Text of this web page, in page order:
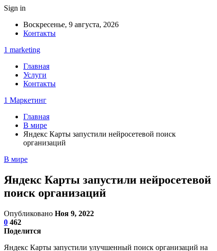
Sign in
Воскресенье, 9 августа, 2026
Контакты
1 marketing
Главная
Услуги
Контакты
1 Маркетинг
Главная
В мире
Яндекс Карты запустили нейросетевой поиск
организаций
В мире
Яндекс Карты запустили нейросетевой
поиск организаций
Опубликовано Ноя 9, 2022
0 462
Поделится
Яндекс Карты запустили улучшенный поиск организаций на